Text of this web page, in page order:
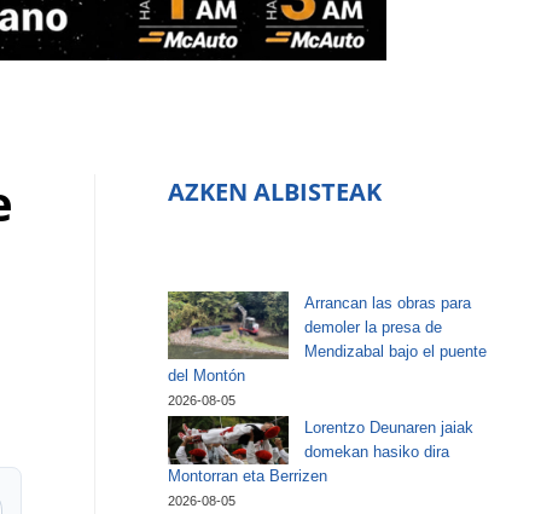
AZKEN ALBISTEAK
Arrancan las obras para
demoler la presa de
Mendizabal bajo el puente
del Montón
2026-08-05
Lorentzo Deunaren jaiak
domekan hasiko dira
Montorran eta Berrizen
2026-08-05